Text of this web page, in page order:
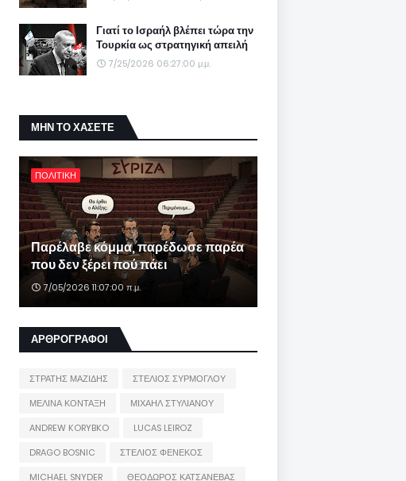
Γιατί το Ισραήλ βλέπει τώρα την
Τουρκία ως στρατηγική απειλή
7/25/2026 06:27:00 μ.μ.
ΜΗΝ ΤΟ ΧΑΣΕΤΕ
ΠΟΛΙΤΙΚΗ
Παρέλαβε κόμμα, παρέδωσε παρέα
που δεν ξέρει πού πάει
7/05/2026 11:07:00 π.μ.
ΑΡΘΡΟΓΡΑΦΟΙ
ΣΤΡΑΤΗΣ ΜΑΖΙΔΗΣ
ΣΤΕΛΙΟΣ ΣΥΡΜΟΓΛΟΥ
ΜΕΛΙΝΑ ΚΟΝΤΑΞΗ
ΜΙΧΑΗΛ ΣΤΥΛΙΑΝΟΥ
ANDREW KORYBKO
LUCAS LEIROZ
DRAGO BOSNIC
ΣΤΕΛΙΟΣ ΦΕΝΕΚΟΣ
MICHAEL SNYDER
ΘΕΟΔΩΡΟΣ ΚΑΤΣΑΝΕΒΑΣ